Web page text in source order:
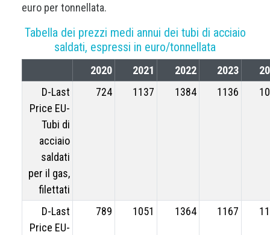
euro per tonnellata.
Tabella dei prezzi medi annui dei tubi di acciaio
saldati, espressi in euro/tonnellata
2020 2021 2022 2023
D-Last
Price EU-
Tubi di
acciaio
saldati
per il gas,
filettati
724 1137 1384 1136
D-Last
Price EU-
789 1051 1364 1167